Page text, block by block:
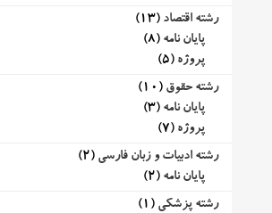
رشته اقتصاد (13)
پایان نامه (8)
پروژه (5)
رشته حقوق (10)
پایان نامه (3)
پروژه (7)
رشته ادبیات و زبان فارسی (2)
پایان نامه (2)
رشته پزشکی (1)